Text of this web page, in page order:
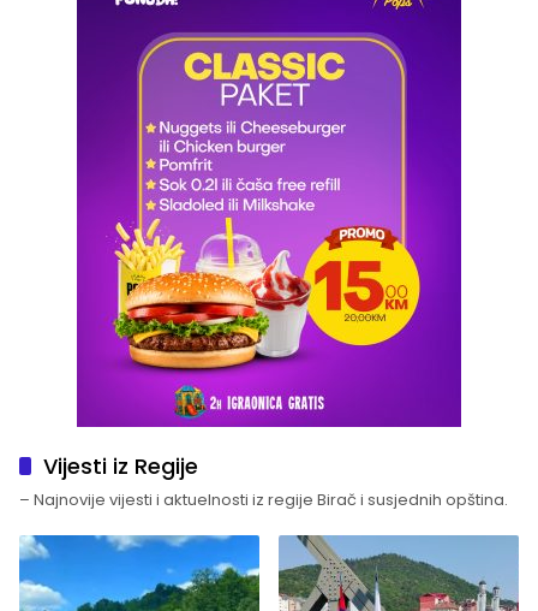
Vijesti iz Regije
– Najnovije vijesti i aktuelnosti iz regije Birač i susjednih opština.